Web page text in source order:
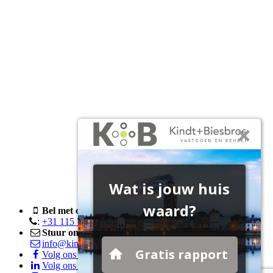
Bel met ons
: +31 115 76 05 00
Stuur ons een e-mail
info@kindtenbiesbroeck.nl
Volg ons op Facebook
Volg ons op LinkedIn